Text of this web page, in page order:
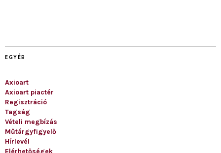
EGYÉB
Axioart
Axioart piactér
Regisztráció
Tagság
Vételi megbízás
Műtárgyfigyelő
Hírlevél
Elérhetőségek